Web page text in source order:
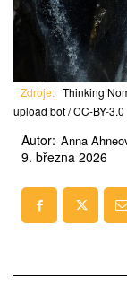
Zdroje: Thinking
upload bot / CC-BY-
Autor: Anna
9. března 2026